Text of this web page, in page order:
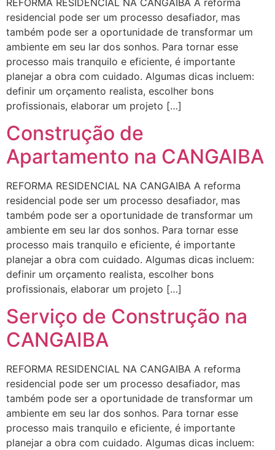
residencial pode ser um processo desafiador, mas
também pode ser a oportunidade de transformar um
ambiente em seu lar dos sonhos. Para tornar esse
processo mais tranquilo e eficiente, é importante
planejar a obra com cuidado. Algumas dicas incluem:
definir um orçamento realista, escolher bons
profissionais, elaborar um projeto […]
Construção de
Apartamento na CANGAIBA
REFORMA RESIDENCIAL NA CANGAIBA A reforma
residencial pode ser um processo desafiador, mas
também pode ser a oportunidade de transformar um
ambiente em seu lar dos sonhos. Para tornar esse
processo mais tranquilo e eficiente, é importante
planejar a obra com cuidado. Algumas dicas incluem:
definir um orçamento realista, escolher bons
profissionais, elaborar um projeto […]
Serviço de Construção na
CANGAIBA
REFORMA RESIDENCIAL NA CANGAIBA A reforma
residencial pode ser um processo desafiador, mas
também pode ser a oportunidade de transformar um
ambiente em seu lar dos sonhos. Para tornar esse
processo mais tranquilo e eficiente, é importante
planejar a obra com cuidado. Algumas dicas incluem: